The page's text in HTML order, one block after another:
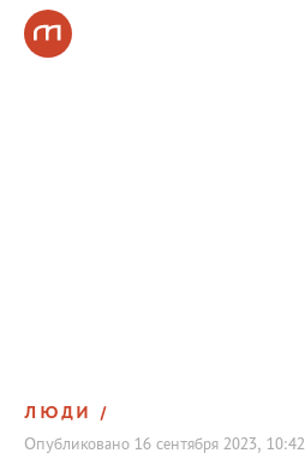
ЛЮДИ
Опубликовано 16 сентября 2023, 10:42